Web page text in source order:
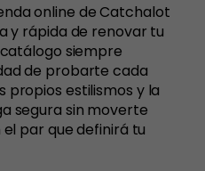
online de Catchalot
y rápida de renovar tu
siempre
de probarte cada
propios estilismos y la
segura sin moverte
par que definirá tu